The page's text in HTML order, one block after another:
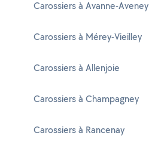
Carossiers à Avanne-Aveney
Carossiers à Mérey-Vieilley
Carossiers à Allenjoie
Carossiers à Champagney
Carossiers à Rancenay